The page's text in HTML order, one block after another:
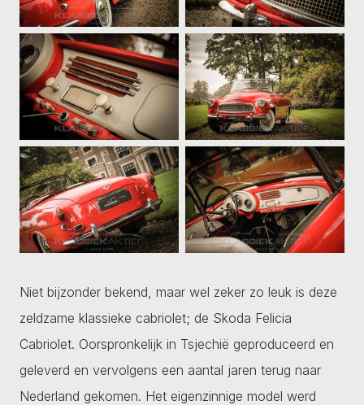
Niet bijzonder bekend, maar wel zeker zo leuk is deze
zeldzame klassieke cabriolet; de Skoda Felicia
Cabriolet. Oorspronkelijk in Tsjechië geproduceerd en
geleverd en vervolgens een aantal jaren terug naar
Nederland gekomen. Het eigenzinnige model werd